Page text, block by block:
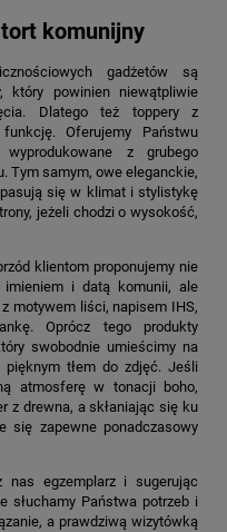
komunijny
gadżetów są
który powinien niewątpliwie
Dlatego też toppery z
Oferujemy Państwu
z grubego
Tym samym, owe eleganckie,
się w klimat i stylistykę
jeżeli chodzi o wysokość,
klientom proponujemy nie
i datą komunii, ale
motywem liści, napisem IHS,
Oprócz tego produkty
swobodnie umieścimy na
tłem do zdjęć. Jeśli
atmosferę w tonacji boho,
z drewna, a skłaniając się ku
się zapewne ponadczasowy
nas egzemplarz i sugerując
słuchamy Państwa potrzeb i
a prawdziwą wizytówką